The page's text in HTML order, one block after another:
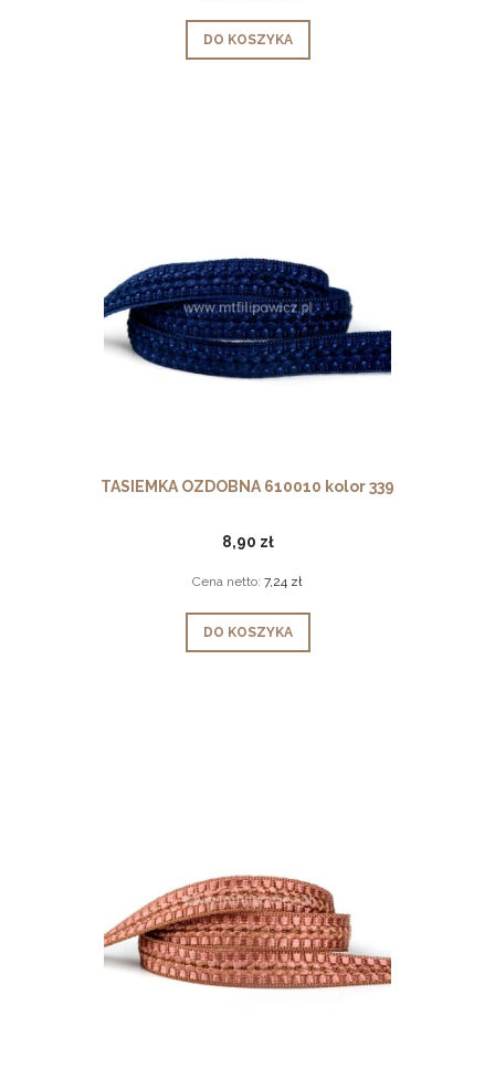
DO KOSZYKA
TASIEMKA OZDOBNA 610010 kolor 339
8,90 zł
Cena netto: 7,24 zł
DO KOSZYKA